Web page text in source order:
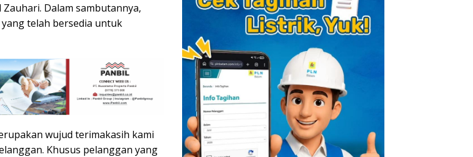
Dalam sambutannya,
telah bersedia untuk
wujud terimakasih kami
Khusus pelanggan yang